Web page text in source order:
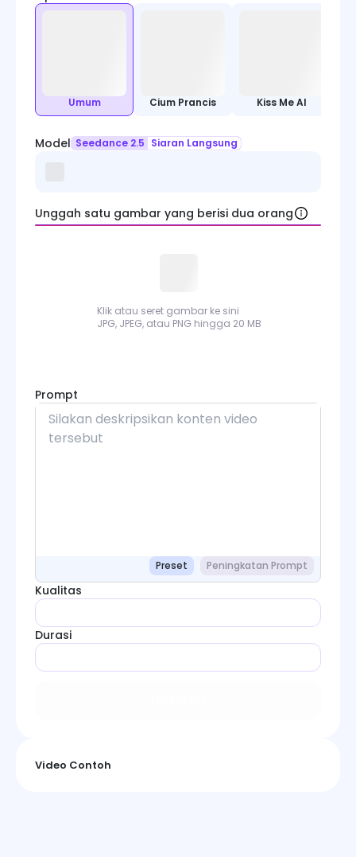
Labubu AI Generator Video
Alat Video
Model Video
Umum Cium Prancis Kiss Me AI
Model Seedance 2.5 Siaran Langsung
Unggah satu gambar yang berisi dua orang
Klik atau seret gambar ke sini
JPG, JPEG, atau PNG hingga 20 MB
Prompt
Preset Peningkatan Prompt
Kualitas
Durasi
Video Contoh